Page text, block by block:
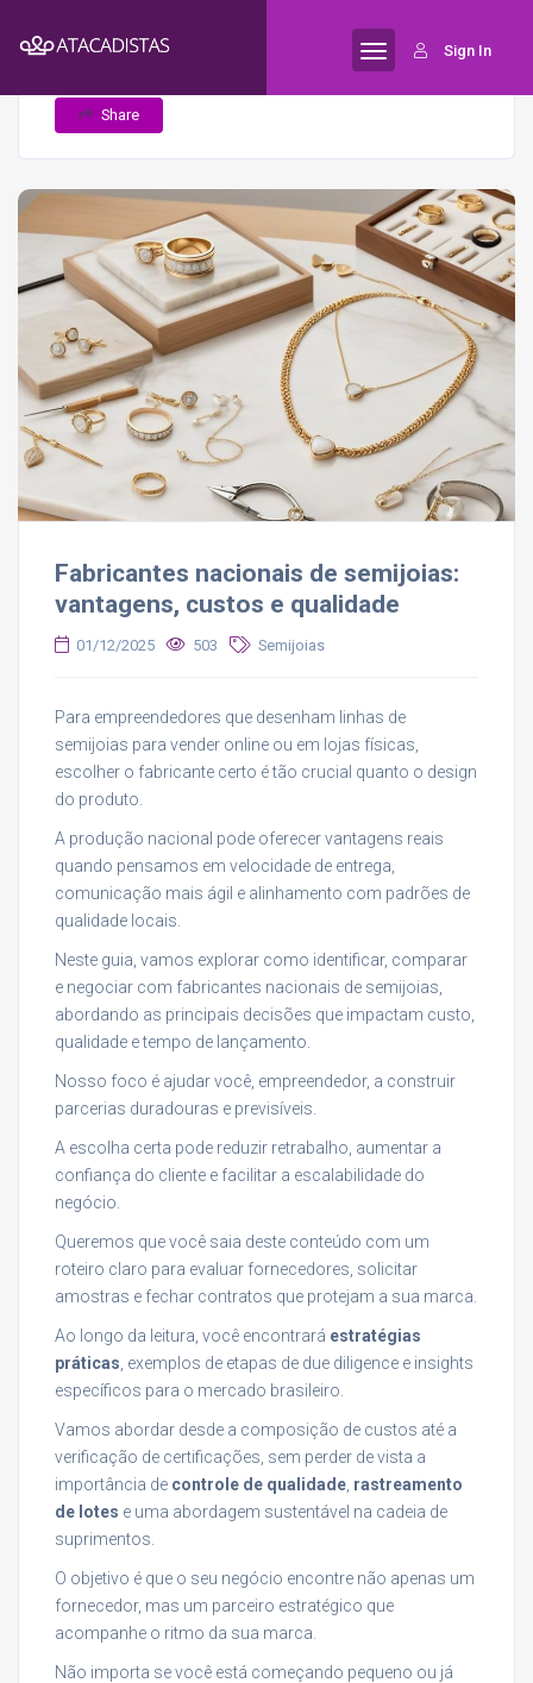
Sign In
Home Semijoias
Fabricantes nacionais de
semijoias: vantagens, custos e qualidade
Share
Fabricantes nacionais de semijoias:
vantagens, custos e qualidade
01/12/2025 503 Semijoias
Para empreendedores que desenham linhas de
semijoias para vender online ou em lojas físicas,
escolher o fabricante certo é tão crucial quanto o design
do produto.
A produção nacional pode oferecer vantagens reais
quando pensamos em velocidade de entrega,
comunicação mais ágil e alinhamento com padrões de
qualidade locais.
Neste guia, vamos explorar como identificar, comparar
e negociar com fabricantes nacionais de semijoias,
abordando as principais decisões que impactam custo,
qualidade e tempo de lançamento.
Nosso foco é ajudar você, empreendedor, a construir
parcerias duradouras e previsíveis.
A escolha certa pode reduzir retrabalho, aumentar a
confiança do cliente e facilitar a escalabilidade do
negócio.
Queremos que você saia deste conteúdo com um
roteiro claro para evaluar fornecedores, solicitar
amostras e fechar contratos que protejam a sua marca.
Ao longo da leitura, você encontrará estratégias
práticas , exemplos de etapas de due diligence e insights
específicos para o mercado brasileiro.
Vamos abordar desde a composição de custos até a
verificação de certificações, sem perder de vista a
importância de controle de qualidade rastreamento
de lotes e uma abordagem sustentável na cadeia de
suprimentos.
O objetivo é que o seu negócio encontre não apenas um
fornecedor, mas um parceiro estratégico que
acompanhe o ritmo da sua marca.
Não importa se você está começando pequeno ou já